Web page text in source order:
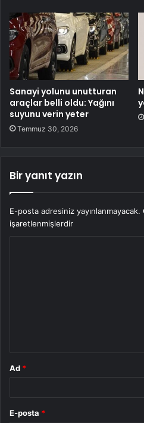
Sanayi yolunu unutturan
araçlar belli oldu: Yağını
suyunu verin yeter
Temmuz 30, 2026
Bir yanıt yazın
E-posta adresiniz yayınlanmayacak.
işaretlenmişlerdir
Ad *
E-posta *